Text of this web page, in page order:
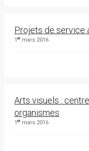
Projets de service
1 ermars 2016
Arts visuels :
organismes
1 ermars 2016